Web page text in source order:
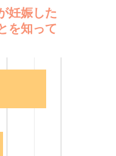
妊娠した
を知って